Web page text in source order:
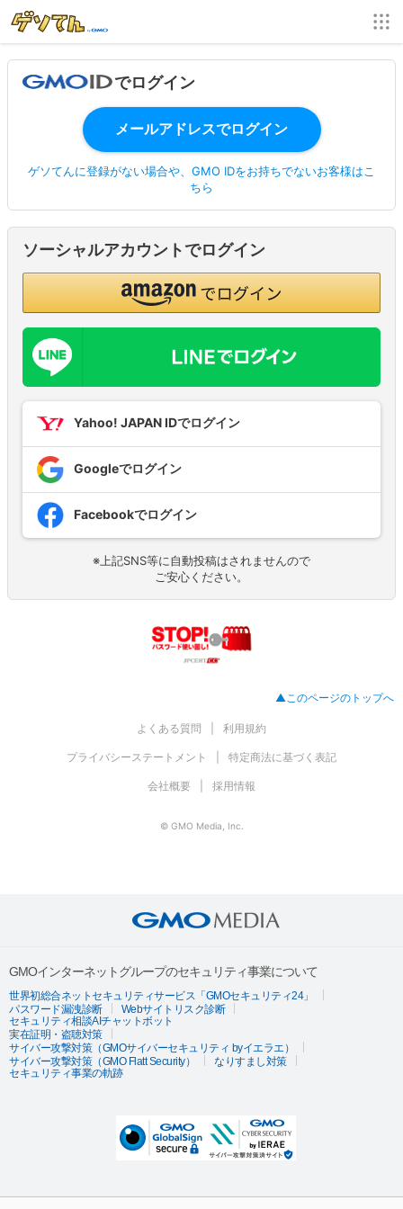
でログイン
ゲソてんに登録がない場合や、GMO IDをお持ちでないお客様はこ
ちら
ソーシャルアカウントでログイン
Yahoo! JAPAN IDでログイン
Googleでログイン
Facebookでログイン
※上記SNS等に自動投稿はされませんので
ご安心ください。
▲このページのトップへ
よくある質問 利用規約
プライバシーステートメント 特定商法に基づく表記
会社概要 採用情報
© GMO Media, Inc.
GMOインターネットグループのセキュリティ事業について
世界初総合ネットセキュリティサービス「GMOセキュリティ24」
パスワード漏洩診断
Webサイトリスク診断
セキュリティ相談AIチャットボット
実在証明・盗聴対策
サイバー攻撃対策（GMOサイバーセキュリティ byイエラエ）
サイバー攻撃対策（GMO Flatt Security）
なりすまし対策
セキュリティ事業の軌跡